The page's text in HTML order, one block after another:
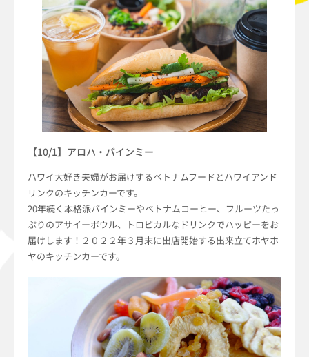
【10/1】アロハ・バインミー
ハワイ大好き夫婦がお届けするベトナムフードとハワイアンド
リンクのキッチンカーです。
20年続く本格派バインミーやベトナムコーヒー、フルーツたっ
ぷりのアサイーボウル、トロピカルなドリンクでハッピーをお
届けします！２０２２年３月末に出店開始する出来立てホヤホ
ヤのキッチンカーです。